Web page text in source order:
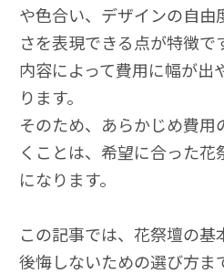
や色合い、デザインの自由
さを表現できる点が特徴で
内容によって費用に幅が出
ります。
そのため、あらかじめ費用
くことは、希望に合った
になります。
この記事では、花祭壇の基
後悔しないための選び方ま